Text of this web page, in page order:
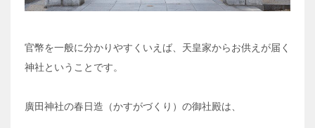
官幣を一般に分かりやすくいえば、天皇家からお供えが届く
神社ということです。
廣田神社の春日造（かすがづくり）の御社殿は、